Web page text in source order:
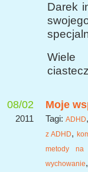
Darek
Wiele
08/02
2011
Moje
Tagi:ADHD,
z ADHD,
metody na
wychowanie,